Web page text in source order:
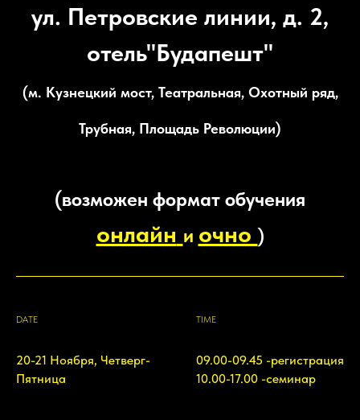
ул. Петровские линии, д. 2,
отель"Будапешт"
(м. Кузнецкий мост, Театральная, Охотный ряд,
Трубная, Площадь Революции)
(возможен формат обучения
онлайн и очно)
DATE TIME
20-21 Ноября, Четверг-
Пятница
09.00-09.45 -регистрация
10.00-17.00 -семинар